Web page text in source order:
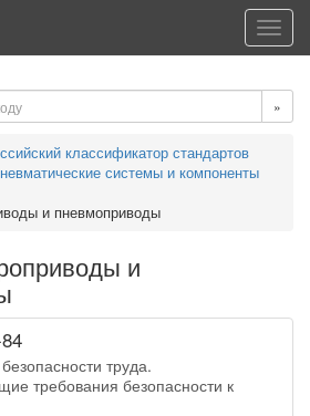
»
классификатор стандартов
системы и компоненты
и пневмоприводы
и
труда.
требования безопасности к